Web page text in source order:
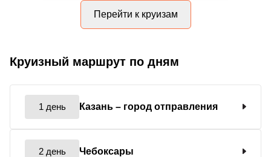
Перейти к круизам
Круизный маршрут по дням
1 день Казань – город отправления
2 день Чебоксары